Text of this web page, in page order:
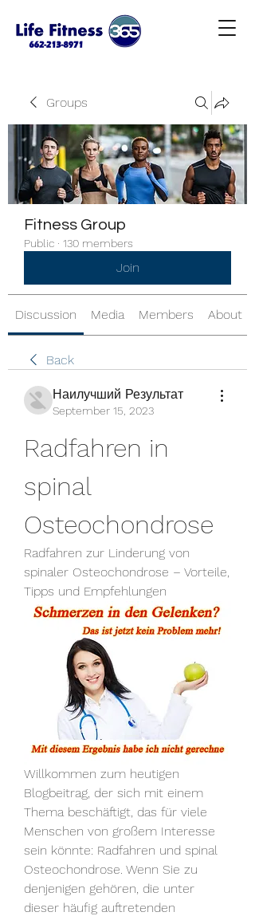
Groups
Fitness Group
Public · 130 members
Join
Discussion Media Members About
Back
Наилучший Результат
September 15, 2023
Radfahren in
spinal
Osteochondrose
Radfahren zur Linderung von
spinaler Osteochondrose – Vorteile,
Tipps und Empfehlungen
Willkommen zum heutigen
Blogbeitrag, der sich mit einem
Thema beschäftigt, das für viele
Menschen von großem Interesse
sein könnte: Radfahren und spinal
Osteochondrose. Wenn Sie zu
denjenigen gehören, die unter
dieser häufig auftretenden